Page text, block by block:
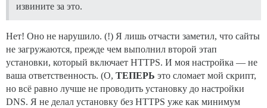
извините за это.
Нет! Оно не нарушило. (!) Я лишь отчасти заметил, что сайты
не загружаются, прежде чем выполнил второй этап
установки, который включает HTTPS. И моя настройка — не
ваша ответственность. (О, ТЕПЕРЬ это сломает мой скрипт,
но всё равно лучше не проводить установку до настройки
DNS. Я не делал установку без HTTPS уже как минимум